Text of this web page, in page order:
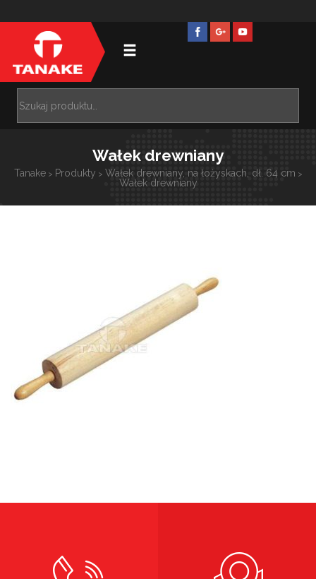
Wałek drewniany
Tanake> Produkty > Wałek drewniany, na łożyskach, dł. 64 cm >
Wałek drewniany